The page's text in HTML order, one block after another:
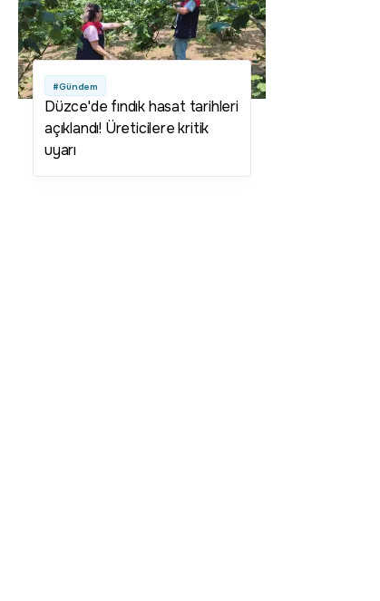
#Gündem
Düzce'de fındık hasat tarihleri
açıklandı! Üreticilere kritik
uyarı